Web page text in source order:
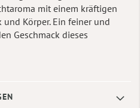
mit einem kräftigen
Körper. Ein feiner und
Geschmack dieses